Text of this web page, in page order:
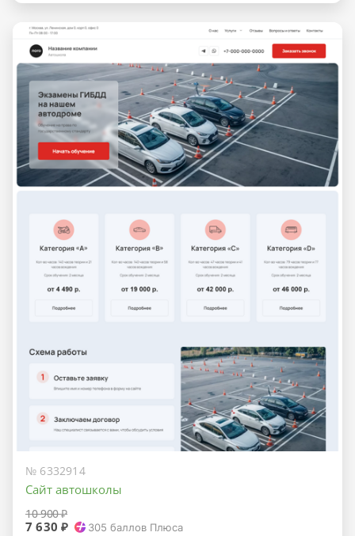
№ 6332914
Сайт автошколы
10 900 ₽
7 630 ₽ 305 баллов Плюса